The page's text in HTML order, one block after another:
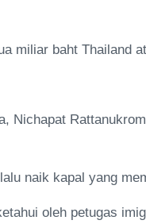
miliar baht Thailand
Nichapat
naik kapal yang
oleh petugas